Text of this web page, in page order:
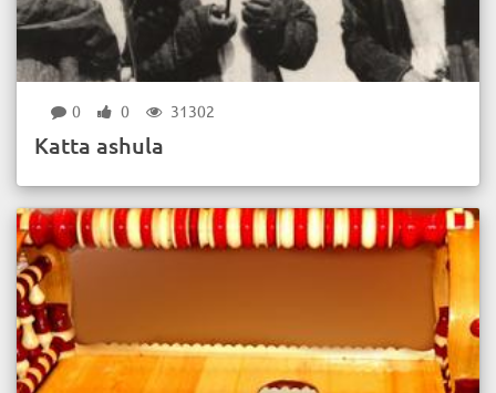
0 0 31302
Katta ashula